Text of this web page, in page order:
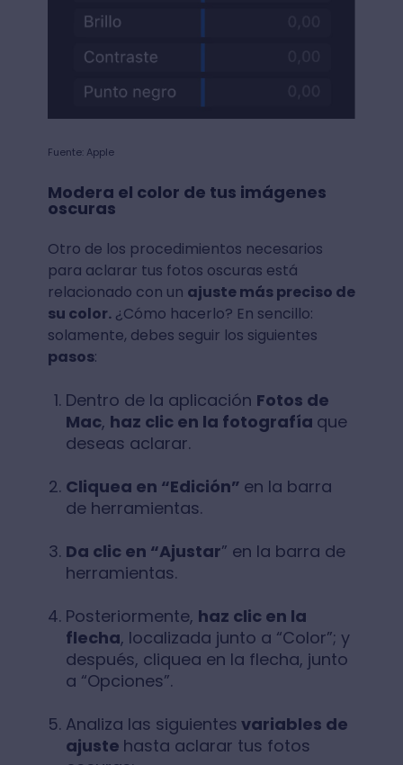
Fuente: Apple
Modera el color de tus imágenes
oscuras
Otro de los procedimientos necesarios
para aclarar tus fotos oscuras está
relacionado con un ajuste más preciso de
su color.¿Cómo hacerlo? En sencillo:
solamente, debes seguir los siguientes
pasos:
Dentro de la aplicación Fotos de
Mac, haz clic en la fotografía que
deseas aclarar.
Cliquea en “Edición” en la barra
de herramientas.
Da clic en “Ajustar” en la barra de
herramientas.
Posteriormente, haz clic en la
flecha, localizada junto a “Color”; y
después, cliquea en la flecha, junto
a “Opciones”.
Analiza las siguientes variables de
ajuste hasta aclarar tus fotos